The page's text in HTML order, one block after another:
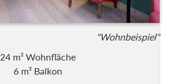
"Wohnbeispiel"
24 m² Wohnfläche
6 m² Balkon